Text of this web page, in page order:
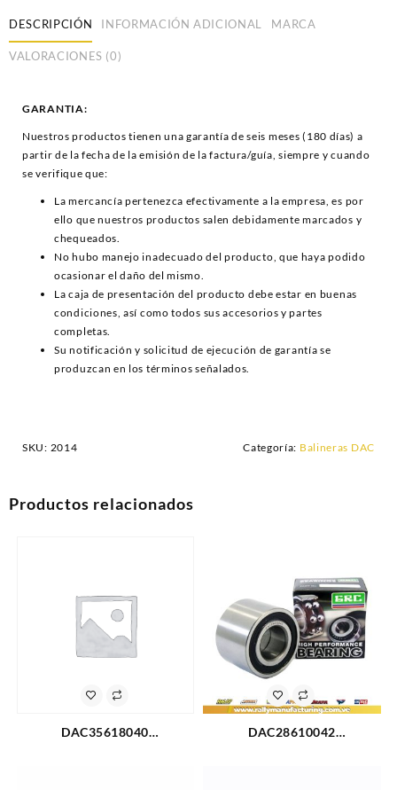
DESCRIPCIÓN INFORMACIÓN ADICIONAL MARCA
VALORACIONES (0)
GARANTIA:
Nuestros productos tienen una garantía de seis meses (180 días) a
partir de la fecha de la emisión de la factura/guía, siempre y cuando
se verifique que:
La mercancía pertenezca efectivamente a la empresa, es por
ello que nuestros productos salen debidamente marcados y
chequeados.
No hubo manejo inadecuado del producto, que haya podido
ocasionar el daño del mismo.
La caja de presentación del producto debe estar en buenas
condiciones, así como todos sus accesorios y partes
completas.
Su notificación y solicitud de ejecución de garantía se
produzcan en los términos señalados.
SKU: 2014 Categoría: Balineras DAC
Productos relacionados
DAC35618040
DAC28610042